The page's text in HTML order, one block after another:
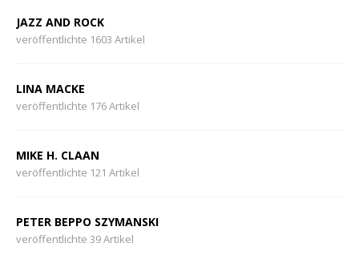
JAZZ AND ROCK
veröffentlichte 1603 Artikel
LINA MACKE
veröffentlichte 176 Artikel
MIKE H. CLAAN
veröffentlichte 121 Artikel
PETER BEPPO SZYMANSKI
veröffentlichte 39 Artikel